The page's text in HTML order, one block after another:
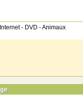
- DVD - Animaux